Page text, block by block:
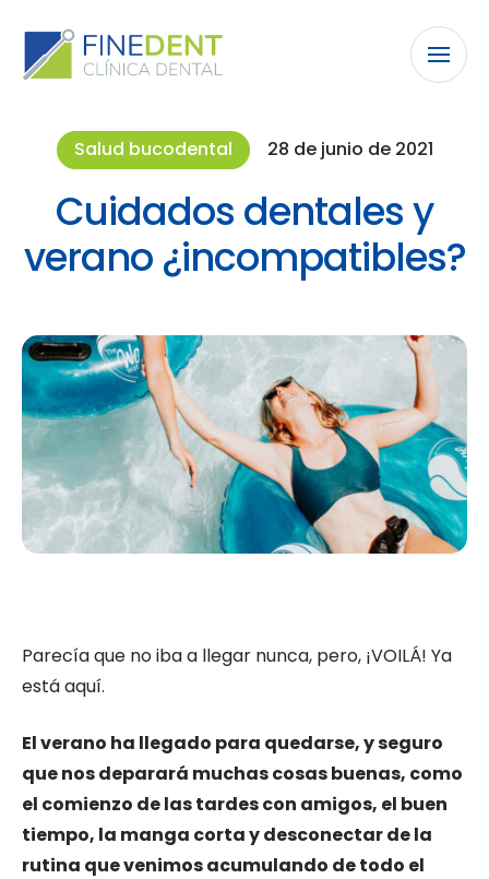
Salud bucodental 28 de junio de 2021
Cuidados dentales y
verano ¿incompatibles?
Parecía que no iba a llegar nunca, pero, ¡VOILÁ! Ya
está aquí.
El verano ha llegado para quedarse, y seguro
que nos deparará muchas cosas buenas, como
el comienzo de las tardes con amigos, el buen
tiempo, la manga corta y desconectar de la
rutina que venimos acumulando de todo el